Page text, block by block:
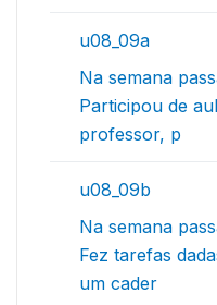
u08_09a
Na semana
Participou de
professor, p
u08_09b
Na semana
Fez tarefas
um cader